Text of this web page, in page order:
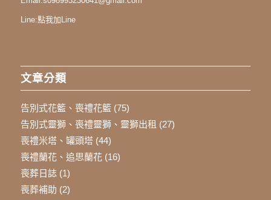
Line:點我加Line
文章分類
告別式花籃、喪禮花籃(75)
告別式靈獅、喪禮靈獅、靈獅出租 (27)
喪禮米塔、罐頭塔(44)
喪禮蘭花、追思蘭花(16)
喪葬日誌(1)
喪葬補助 (2)